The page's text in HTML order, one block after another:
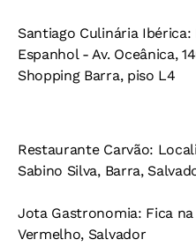
Santiago Culinária
Espanhol - Av. Oceânica,
Shopping Barra, piso L4
Restaurante Carvão:
Sabino Silva, Barra,
Jota Gastronomia: Fica
Vermelho, Salvador